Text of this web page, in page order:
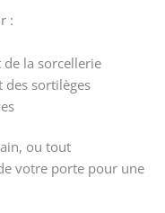
:
la sorcellerie
des sortilèges
ou tout
votre porte pour une